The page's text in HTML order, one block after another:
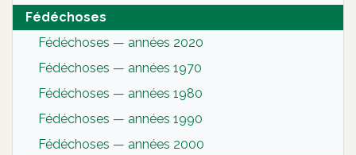
Fédéchoses
Fédéchoses — années 2020
Fédéchoses — années 1970
Fédéchoses — années 1980
Fédéchoses — années 1990
Fédéchoses — années 2000